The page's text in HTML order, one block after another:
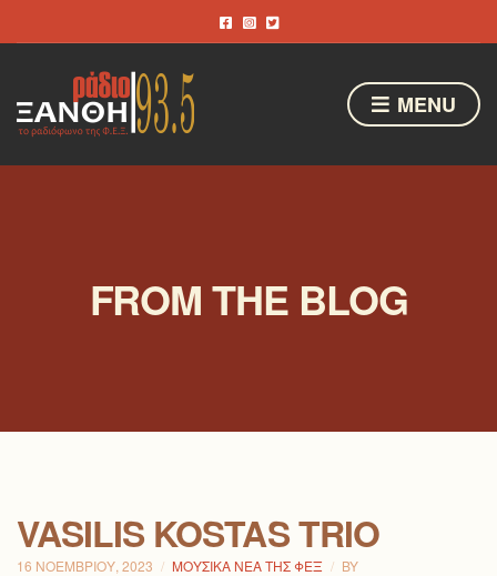
MENU
FROM THE BLOG
VASILIS KOSTAS TRIO
16 ΝΟΕΜΒΡΊΟΥ, 2023 ΜΟΥΣΙΚΆ ΝΈΑ ΤΗΣ ΦΕΞ BY